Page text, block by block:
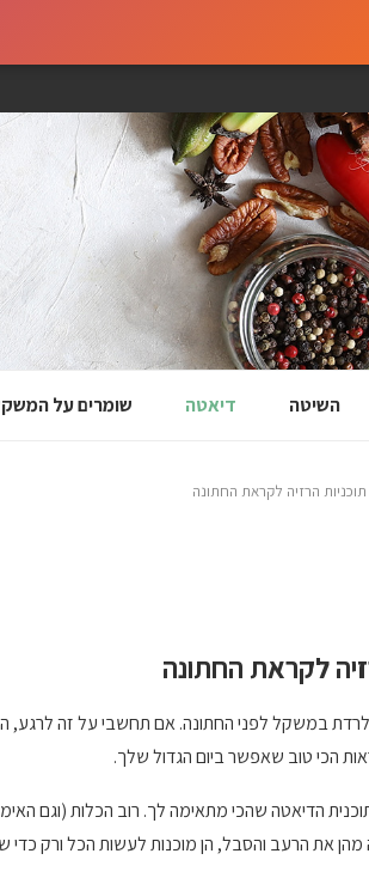
השיטה דיאטה שומרים על
תוכניות הרזיה לקראת החתונה
לקראת החתונה
לרדת במשקל לפני החתונה. אם תחשבי על זה לרגע,
הכי טוב שאפשר ביום הגדול שלך.
הדיאטה שהכי מתאימה לך. רוב הכלות (וגם
את הרעב והסבל, הן מוכנות לעשות הכל ורק כדי